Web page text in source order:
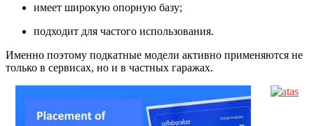
имеет широкую опорную базу;
подходит для частого использования.
Именно поэтому подкатные модели активно применяются не
только в сервисах, но и в частных гаражах.